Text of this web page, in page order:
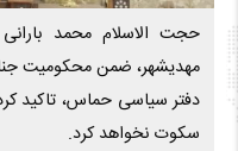
حجت الاسلام محمد
مهدیشهر، ضمن محکومیت
دفتر سیاسی حماس، تاکید
سکوت نخواهد کرد.